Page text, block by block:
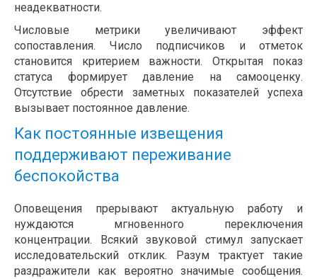
неадекватности.
Числовые метрики увеличивают эффект
сопоставления. Число подписчиков и отметок
становится критерием важности. Открытая показ
статуса формирует давление на самооценку.
Отсутствие обрести заметных показателей успеха
вызывает постоянное давление.
Как постоянные извещения
поддерживают переживание
беспокойства
Оповещения прерывают актуальную работу и
нуждаются мгновенного переключения
концентрации. Всякий звуковой стимул запускает
исследовательский отклик. Разум трактует такие
раздражители как вероятно значимые сообщения.